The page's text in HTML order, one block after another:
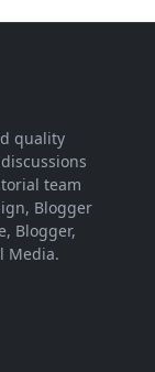
quality
team
Blogger
Blogger,
Media.